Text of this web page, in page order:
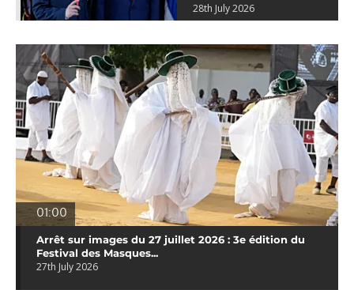
28th July 2026
01:00
Arrêt sur images du 27 juillet 2026 : 3e édition du
Festival des Masques...
27th July 2026